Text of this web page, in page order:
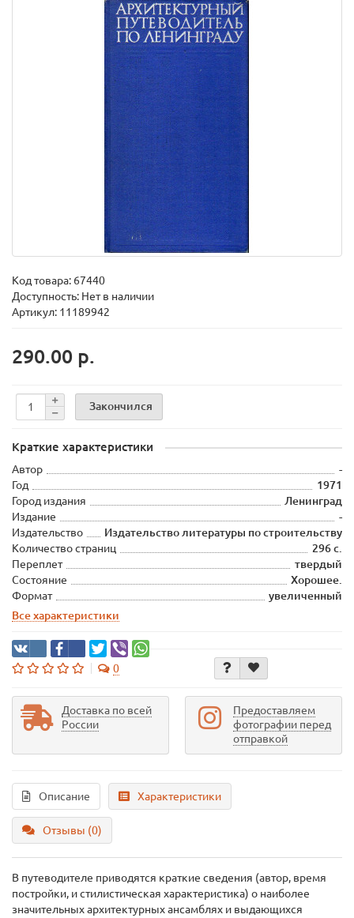
Код товара: 67440
Доступность: Нет в наличии
Артикул: 11189942
290.00 р.
Закончился
Краткие характеристики
Автор
-
Год
1971
Город издания
Ленинград
Издание
-
Издательство
Издательство литературы по строительству
Количество страниц
296 с.
Переплет
твердый
Состояние
Хорошее.
Формат
увеличенный
Все характеристики
0
Доставка по всей
России
Предоставляем
фотографии перед
отправкой
Описание Характеристики
Отзывы (0)
В путеводителе приводятся краткие сведения (автор, время
постройки, и стилистическая характеристика) о наиболее
значительных архитектурных ансамблях и выдающихся